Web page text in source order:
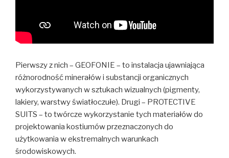
Pierwszy z nich – GEOFONIE – to instalacja ujawniająca
różnorodność minerałów i substancji organicznych
wykorzystywanych w sztukach wizualnych (pigmenty,
lakiery, warstwy światłoczułe). Drugi – PROTECTIVE
SUITS – to twórcze wykorzystanie tych materiałów do
projektowania kostiumów przeznaczonych do
użytkowania w ekstremalnych warunkach
środowiskowych.